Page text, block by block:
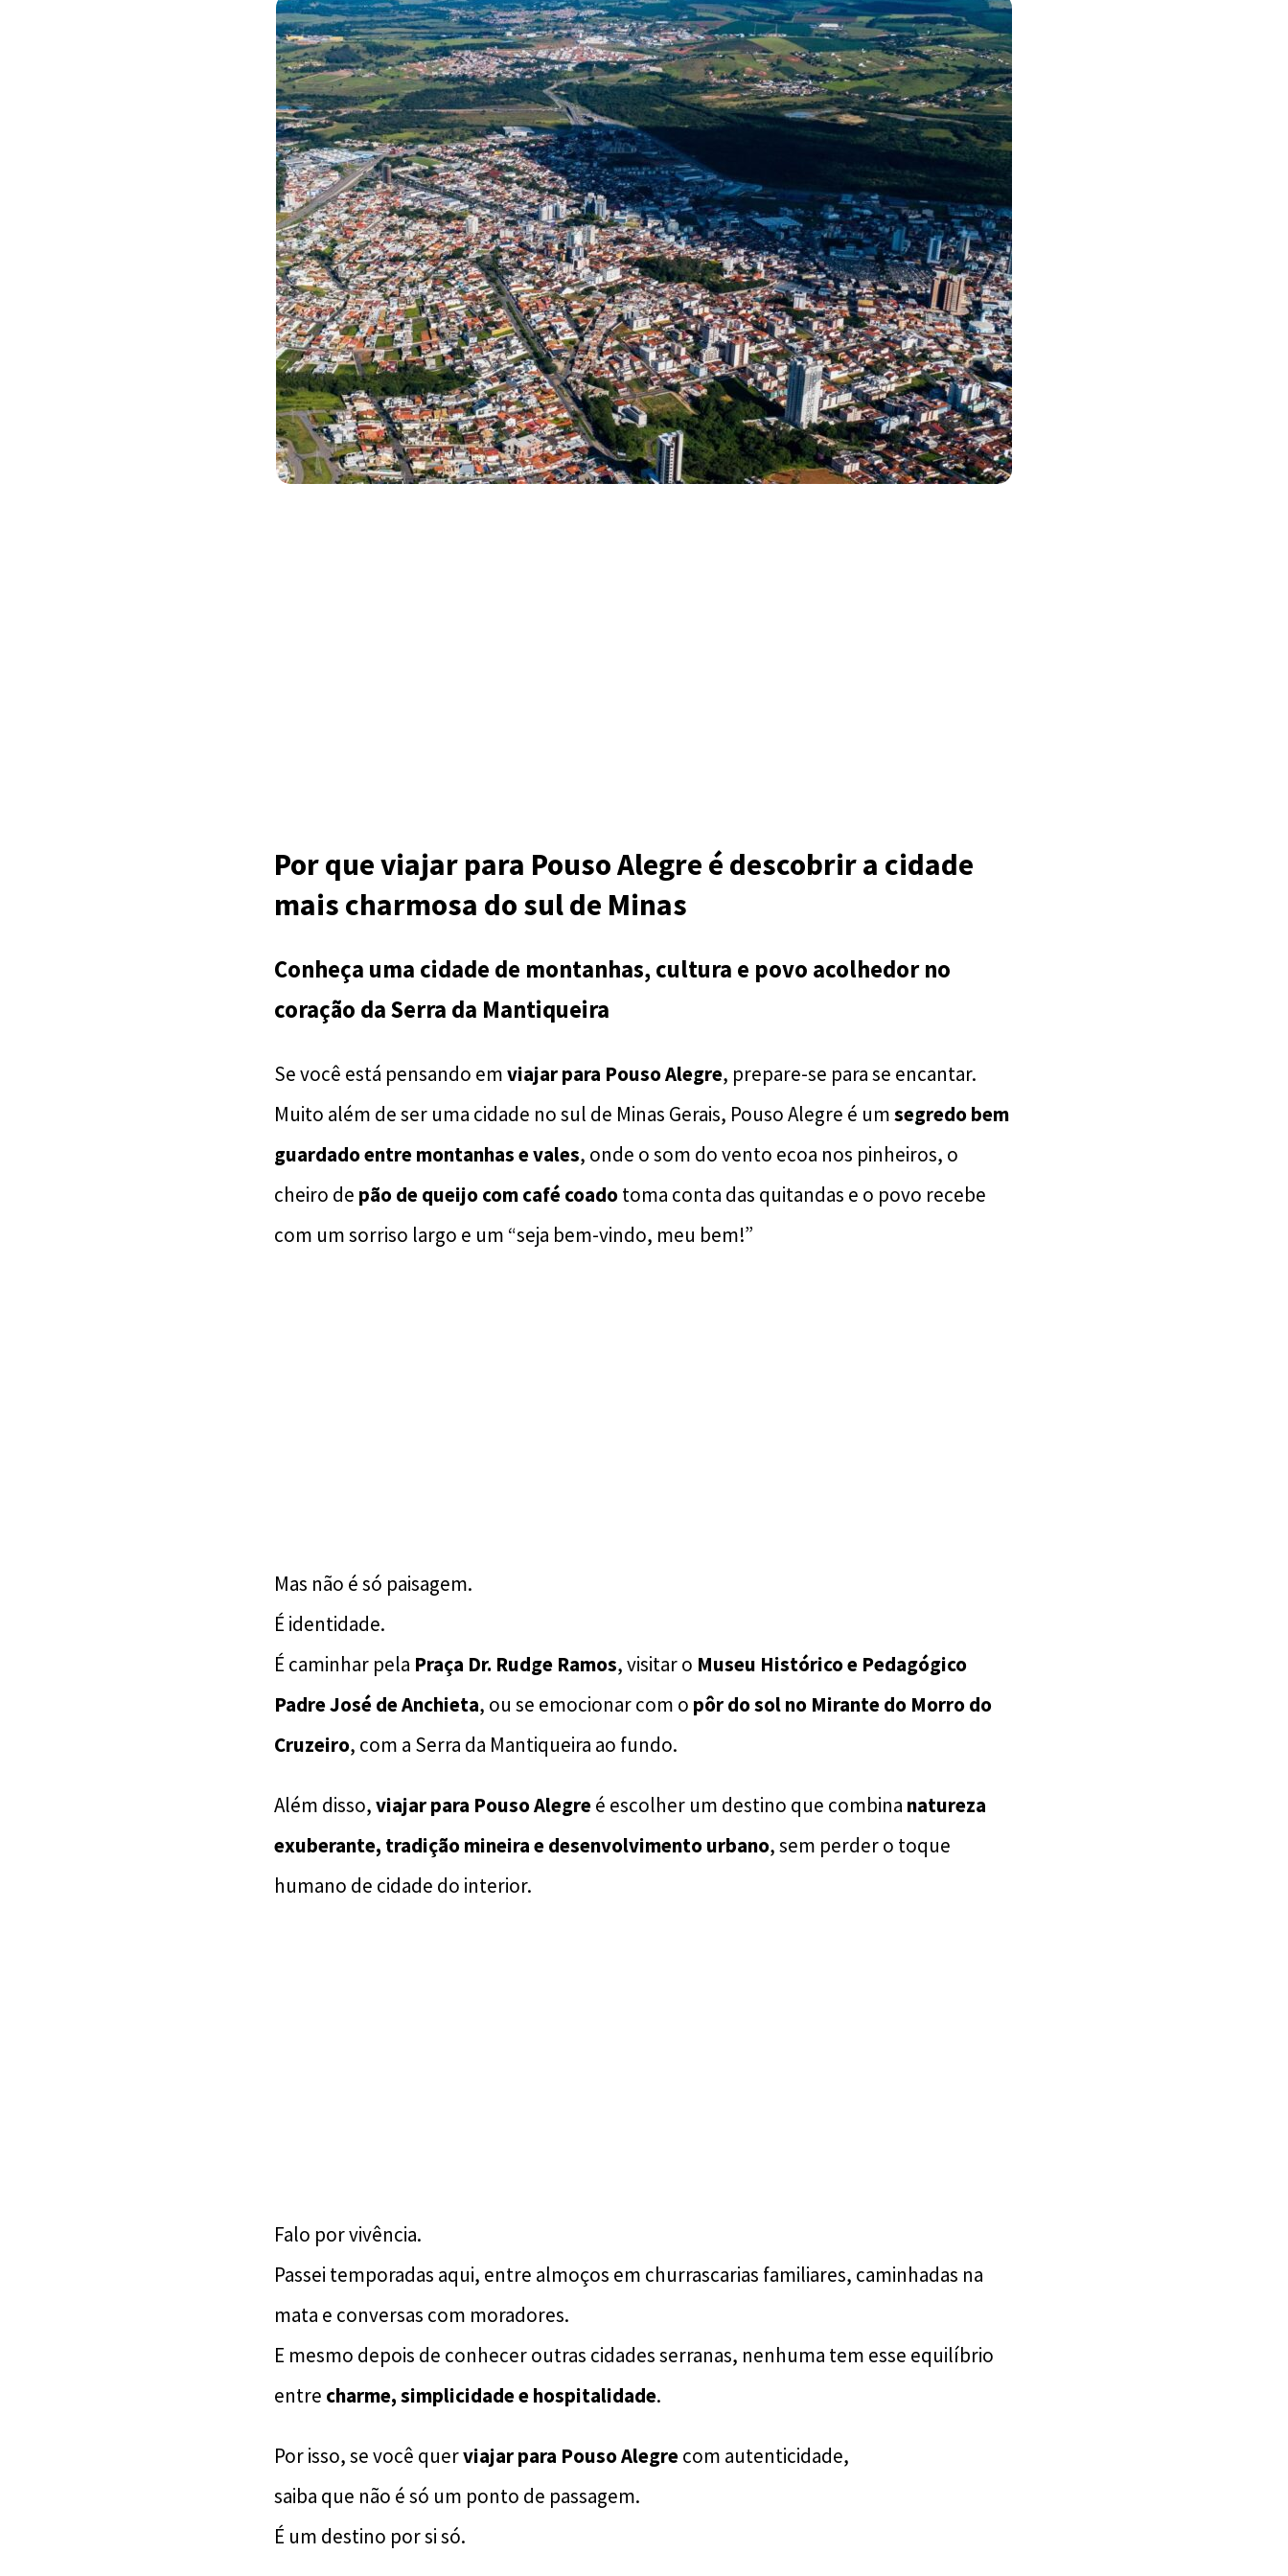
Por que viajar para Pouso Alegre é descobrir a cidade
mais charmosa do sul de Minas
Conheça uma cidade de montanhas, cultura e povo acolhedor no
coração da Serra da Mantiqueira
Se você está pensando emviajar para Pouso Alegre, prepare-se para se encantar.
Muito além de ser uma cidade no sul de Minas Gerais, Pouso Alegre é umsegredo bem
guardado entre montanhas e vales, onde o som do vento ecoa nos pinheiros, o
cheiro de pão de queijo com café coadotoma conta das quitandas e o povo recebe
com um sorriso largo e um “seja bem-vindo, meu bem!”
Mas não é só paisagem.
É identidade.
É caminhar pela Praça Dr. Rudge Ramos, visitar o Museu Histórico e Pedagógico
Padre José de Anchieta, ou se emocionar com o pôr do sol no Mirante do Morro do
Cruzeiro, com a Serra da Mantiqueira ao fundo.
Além disso,viajar para Pouso Alegreé escolher um destino que combina natureza
exuberante, tradição mineira e desenvolvimento urbano, sem perder o toque
humano de cidade do interior.
Falo por vivência.
Passei temporadas aqui, entre almoços em churrascarias familiares, caminhadas na
mata e conversas com moradores.
E mesmo depois de conhecer outras cidades serranas, nenhuma tem esse equilíbrio
entre charme, simplicidade e hospitalidade.
Por isso, se você querviajar para Pouso Alegrecom autenticidade,
saiba que não é só um ponto de passagem.
É um destino por si só.